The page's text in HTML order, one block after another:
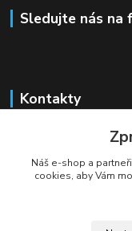
Sledujte nás na
Kontakty
+420 704 105
eshop@adcz.cz
Náš e-shop a
cookies, aby Vám